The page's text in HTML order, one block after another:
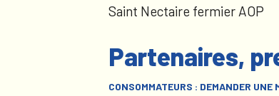
Saint Nectaire fermier AOP
Partenaires,
CONSOMMATEURS : DEMANDER UNE